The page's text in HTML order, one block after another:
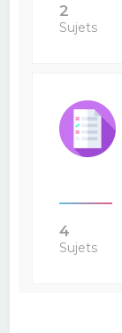
2
Sujets
4
Sujets